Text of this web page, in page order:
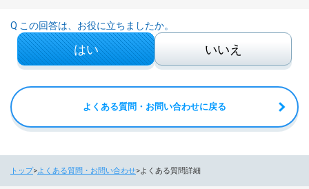
Q この回答は、お役に立ちましたか。
はい いいえ
よくある質問・お問い合わせに戻る
トップ よくある質問・お問い合わせ よくある質問詳細